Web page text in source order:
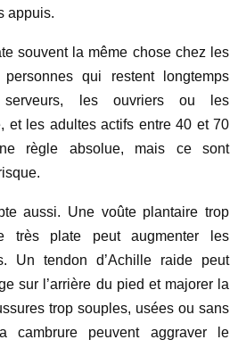
appuis.
souvent la même chose chez les
qui restent longtemps
les ouvriers ou les
et les adultes actifs entre 40 et 70
règle absolue, mais ce sont
aussi. Une voûte plantaire trop
très plate peut augmenter les
Un tendon d’Achille raide peut
sur l’arrière du pied et majorer la
trop souples, usées ou sans
cambrure peuvent aggraver le